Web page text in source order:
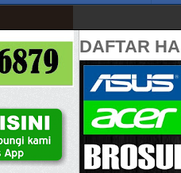
DAFTAR